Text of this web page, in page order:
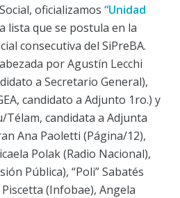
oficializamos “Unidad
lista que se postula en la
consecutiva del SiPreBA.
por Agustín Lecchi
a Secretario General),
candidato a Adjunto 1ro.) y
Télam, candidata a Adjunta
Ana Paoletti (Página/12),
Polak (Radio Nacional),
Pública), “Poli” Sabatés
(Infobae), Angela